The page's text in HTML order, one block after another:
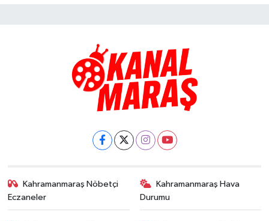
Kahramanmaraş Nöbetçi
Eczaneler
Kahramanmaraş Hava
Durumu